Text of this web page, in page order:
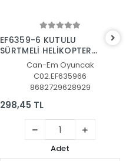
EF6359-6 KUTULU
SÜRTMELİ HELİKOPTER
Can-Em Oyuncak
C02.EF635966
8682729628929
298,45 TL
Adet